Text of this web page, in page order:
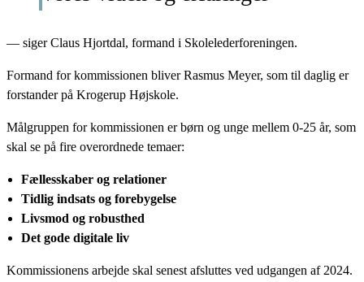
— siger Claus Hjortdal, formand i Skolelederforeningen.
Formand for kommissionen bliver Rasmus Meyer, som til daglig er
forstander på Krogerup Højskole.
Målgruppen for kommissionen er børn og unge mellem 0-25 år, som
skal se på fire overordnede temaer:
Fællesskaber og relationer
Tidlig indsats og forebygelse
Livsmod og robusthed
Det gode digitale liv
Kommissionens arbejde skal senest afsluttes ved udgangen af 2024.